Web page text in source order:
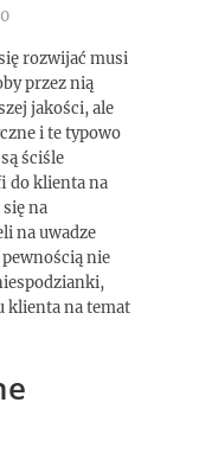
rozwijać musi
przez nią
jakości, ale
i te typowo
ściśle
do klienta na
na
na uwadze
nie
klienta na temat